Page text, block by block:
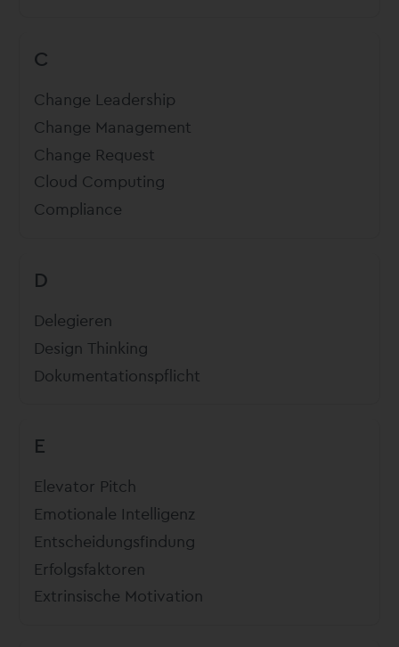
C
Change Leadership
Change Management
Change Request
Cloud Computing
Compliance
D
Delegieren
Design Thinking
Dokumentationspflicht
E
Elevator Pitch
Emotionale Intelligenz
Entscheidungsfindung
Erfolgsfaktoren
Extrinsische Motivation